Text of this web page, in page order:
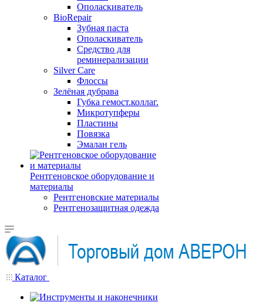
Ополаскиватель
BioRepair
Зубная паста
Ополаскиватель
Средство для
реминерализации
Silver Care
Флоссы
Зелёная дубрава
Губка гемост.коллаг.
Микротупферы
Пластины
Повязка
Эмалан гель
Рентгеновское оборудование и
материалы
Рентгеновские материалы
Рентгенозащитная одежда
Каталог